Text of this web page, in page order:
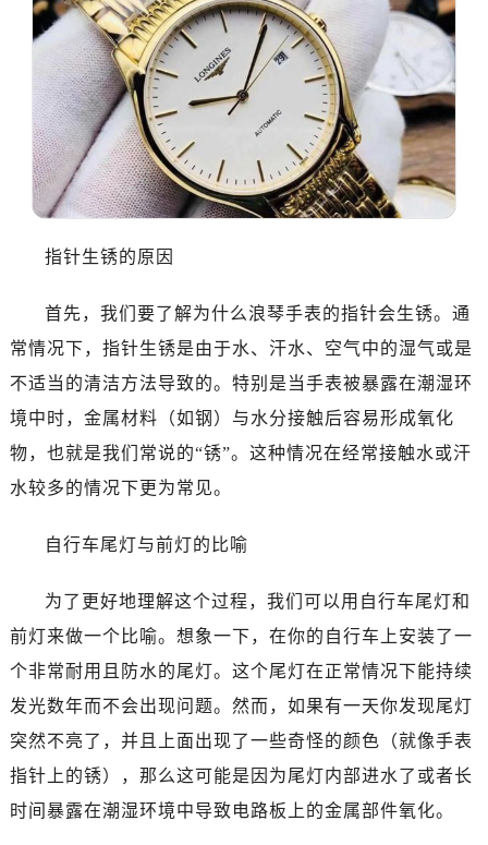
指针生锈的原因
首先，我们要了解为什么浪琴手表的指针会生锈。通
常情况下，指针生锈是由于水、汗水、空气中的湿气或是
不适当的清洁方法导致的。特别是当手表被暴露在潮湿环
境中时，金属材料（如钢）与水分接触后容易形成氧化
物，也就是我们常说的“锈”。这种情况在经常接触水或汗
水较多的情况下更为常见。
自行车尾灯与前灯的比喻
为了更好地理解这个过程，我们可以用自行车尾灯和
前灯来做一个比喻。想象一下，在你的自行车上安装了一
个非常耐用且防水的尾灯。这个尾灯在正常情况下能持续
发光数年而不会出现问题。然而，如果有一天你发现尾灯
突然不亮了，并且上面出现了一些奇怪的颜色（就像手表
指针上的锈），那么这可能是因为尾灯内部进水了或者长
时间暴露在潮湿环境中导致电路板上的金属部件氧化。